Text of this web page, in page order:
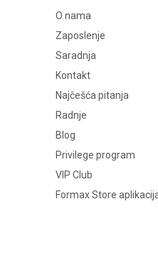
O nama
Zaposlenje
Saradnja
Kontakt
Najčešća pitanja
Radnje
Blog
Privilege program
VIP Club
Formax Store